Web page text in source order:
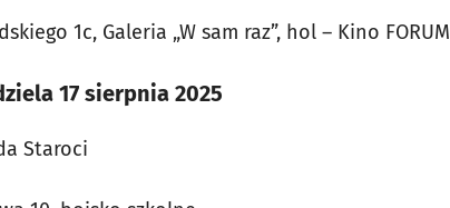
1c, Galeria „W sam raz”, hol – Kino FORUM
17 sierpnia 2025
Staroci